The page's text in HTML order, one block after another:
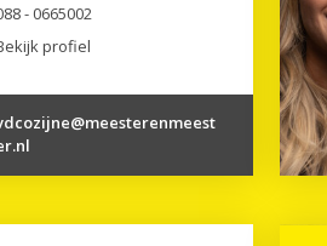
- 0665002
profiel